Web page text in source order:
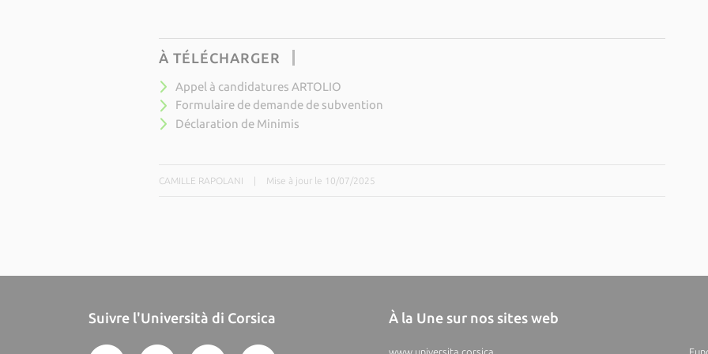
À TÉLÉCHARGER
Appel à candidatures ARTOLIO
Formulaire de demande de subvention
Déclaration de Minimis
CAMILLE RAPOLANI Mise à jour le 10/07/2025
Suivre l'Università di Corsica À la Une sur nos sites web
www.universita.corsica